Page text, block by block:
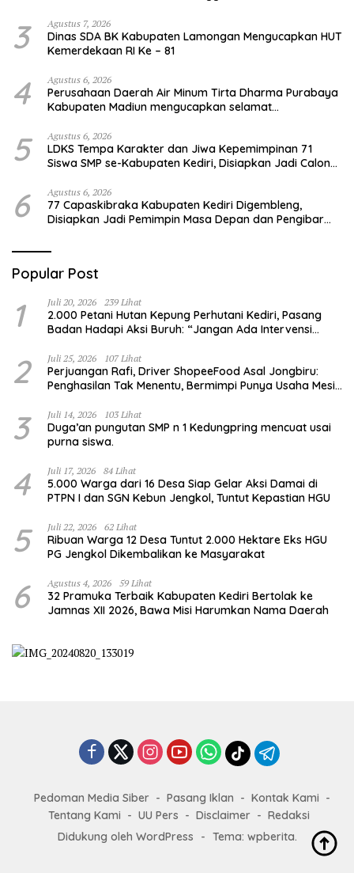
3 Agustus 7, 2026
Dinas SDA BK Kabupaten Lamongan Mengucapkan HUT
Kemerdekaan RI Ke – 81
4 Agustus 6, 2026
Perusahaan Daerah Air Minum Tirta Dharma Purabaya
Kabupaten Madiun mengucapkan selamat
5 Agustus 6, 2026
LDKS Tempa Karakter dan Jiwa Kepemimpinan 71
Siswa SMP se-Kabupaten Kediri, Disiapkan Jadi Calon
6 Agustus 6, 2026
77 Capaskibraka Kabupaten Kediri Digembleng,
Disiapkan Jadi Pemimpin Masa Depan dan Pengibar
Popular Post
1 Juli 20, 2026 239 Lihat
2.000 Petani Hutan Kepung Perhutani Kediri, Pasang
Badan Hadapi Aksi Buruh: “Jangan Ada Intervensi
2 Juli 25, 2026 107 Lihat
Perjuangan Rafi, Driver ShopeeFood Asal Jongbiru:
Penghasilan Tak Menentu, Bermimpi Punya Usaha Mesin
3 Juli 14, 2026 103 Lihat
Duga’an pungutan SMP n 1 Kedungpring mencuat usai
purna siswa.
4 Juli 17, 2026 84 Lihat
5.000 Warga dari 16 Desa Siap Gelar Aksi Damai di
PTPN I dan SGN Kebun Jengkol, Tuntut Kepastian HGU
5 Juli 22, 2026 62 Lihat
Ribuan Warga 12 Desa Tuntut 2.000 Hektare Eks HGU
PG Jengkol Dikembalikan ke Masyarakat
6 Agustus 4, 2026 59 Lihat
32 Pramuka Terbaik Kabupaten Kediri Bertolak ke
Jamnas XII 2026, Bawa Misi Harumkan Nama Daerah
Pedoman Media Siber Pasang Iklan
Kontak Kami
Tentang Kami
UU Pers Disclaimer
Redaksi
Didukung oleh WordPress
- Tema: wpberita.